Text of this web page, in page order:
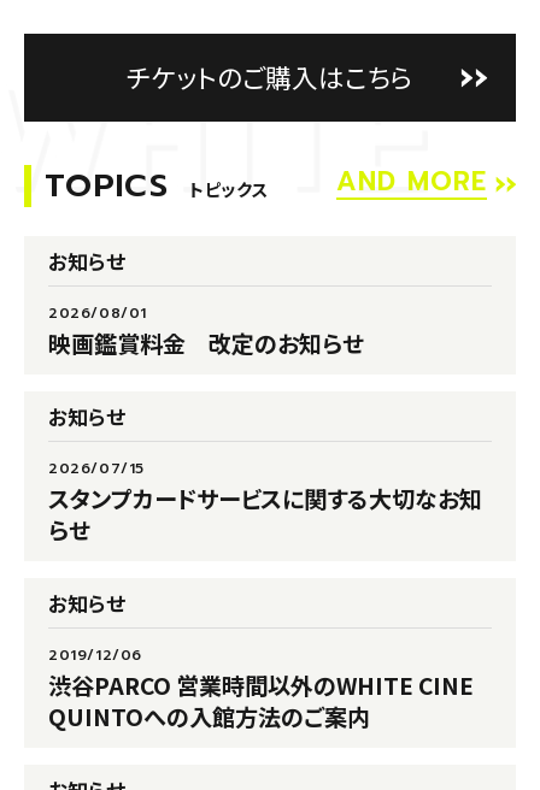
w
s
チケットのご購入はこちら
TOPICS トピックス
お知らせ
2026/08/01
映画鑑賞料金 改定のお知らせ
お知らせ
2026/07/15
スタンプカードサービスに関する大切なお知
らせ
お知らせ
2019/12/06
渋谷PARCO 営業時間以外のWHITE CINE
QUINTOへの入館方法のご案内
AND MORE